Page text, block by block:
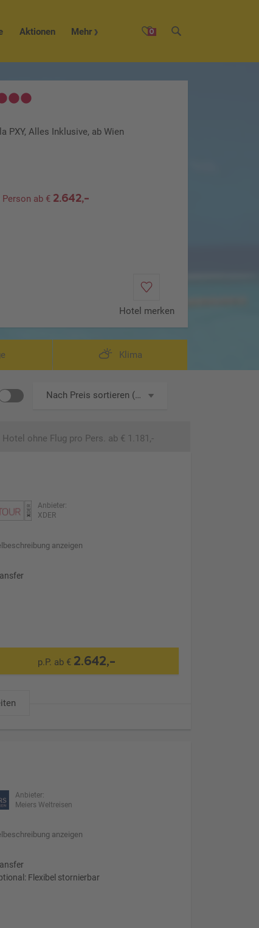
0
Aktionen Mehr
PXY, Alles Inklusive, ab Wien
Person ab €2.642,-
Hotel merken
Klima
Nach Preis sortieren (aufsteigend)
Hotel ohne Flug pro Pers. ab € 1.181,-
Anbieter:
XDER
anzeigen
p.P. ab € 2.642,-
Anbieter:
Meiers Weltreisen
anzeigen
Flexibel stornierbar